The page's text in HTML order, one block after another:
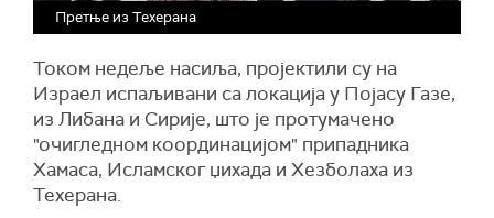
Претње из Техерана
Током недеље насиља, пројектили су на
Израел испаљивани са локација у Појасу Газе,
из Либана и Сирије, што је протумачено
"очигледном координацијом" припадника
Хамаса, Исламског џихада и Хезболаха из
Техерана.